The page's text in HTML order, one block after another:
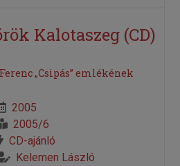
Kalotaszeg (CD)
„Csipás” emlékének
2005
2005/6
CD-ajánló
Kelemen László